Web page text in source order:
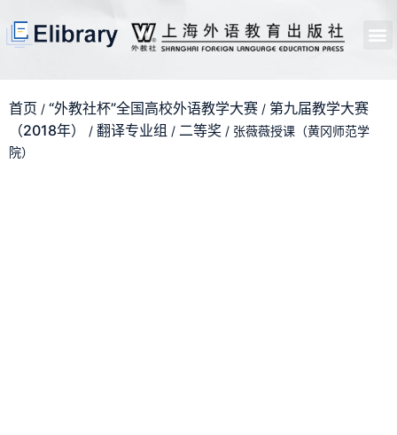
首页 / “外教社杯”全国高校外语教学大赛 / 第九届教学大赛
（2018年）
/ 翻译专业组 / 二等奖 / 张薇薇授课（黄冈师范学
院）